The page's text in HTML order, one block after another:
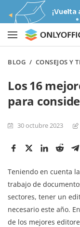
¡Vuelta
BLOG / CONSEJOS Y
Los 16
para
30 octubre 2023
Teniendo en cuenta
trabajo de
sectores, tener un
necesario este año.
de los mejores